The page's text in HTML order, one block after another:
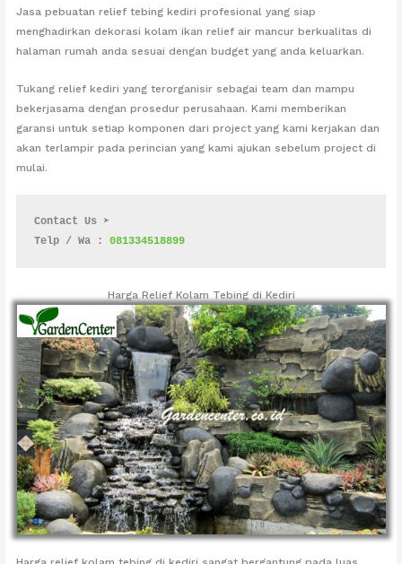
Jasa pebuatan relief tebing kediri profesional yang siap
menghadirkan dekorasi kolam ikan relief air mancur berkualitas di
halaman rumah anda sesuai dengan budget yang anda keluarkan.
Tukang relief kediri yang terorganisir sebagai team dan mampu
bekerjasama dengan prosedur perusahaan. Kami memberikan
garansi untuk setiap komponen dari project yang kami kerjakan dan
akan terlampir pada perincian yang kami ajukan sebelum project di
mulai.
Contact Us ➤
Telp / Wa : 081334518899
Harga Relief Kolam Tebing di Kediri